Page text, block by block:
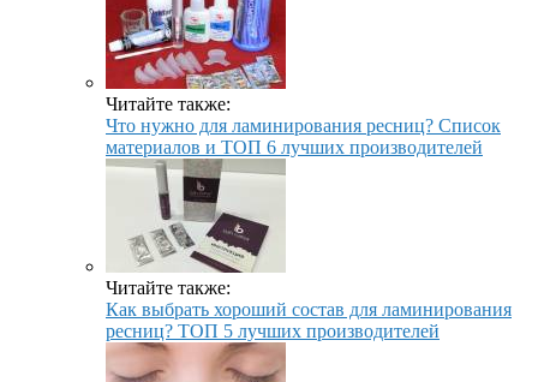
Читайте также:
Что нужно для ламинирования ресниц? Список
материалов и ТОП 6 лучших производителей
Читайте также:
Как выбрать хороший состав для ламинирования
ресниц? ТОП 5 лучших производителей